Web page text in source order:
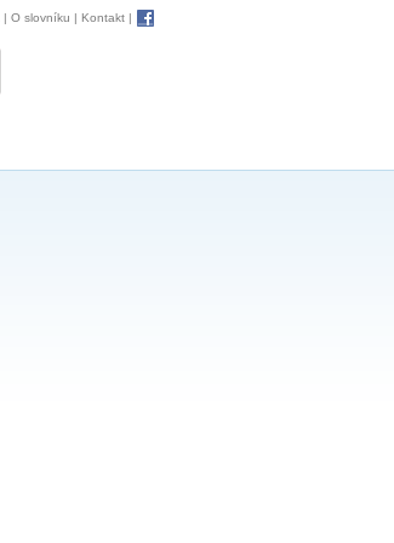
| O slovníku | Kontakt |